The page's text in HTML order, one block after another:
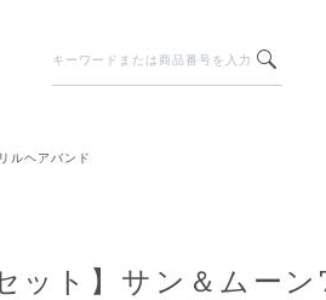
ルヘアバンド
ット】サン＆ムー